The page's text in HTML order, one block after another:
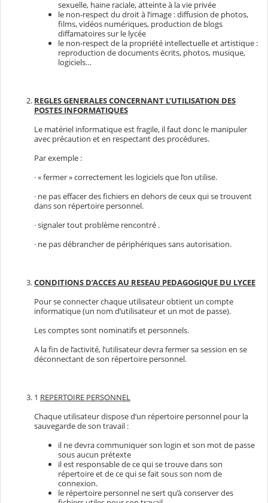
sexuelle, haine raciale, atteinte à la vie privée
le non-respect du droit à l’image : diffusion de photos,
films, vidéos numériques, production de blogs
diffamatoires sur le lycée
le non-respect de la propriété intellectuelle et artistique :
reproduction de documents écrits, photos, musique,
logiciels…
REGLES GENERALES CONCERNANT L’UTILISATION DES
POSTES INFORMATIQUES
Le matériel informatique est fragile, il faut donc le manipuler
avec précaution et en respectant des procédures.
Par exemple :
· « fermer » correctement les logiciels que l’on utilise.
· ne pas effacer des fichiers en dehors de ceux qui se trouvent
dans son répertoire personnel.
· signaler tout problème rencontré .
· ne pas débrancher de périphériques sans autorisation.
CONDITIONS D’ACCES AU RESEAU PEDAGOGIQUE DU LYCEE
Pour se connecter chaque utilisateur obtient un compte
informatique (un nom d’utilisateur et un mot de passe).
Les comptes sont nominatifs et personnels.
A la fin de l’activité, l’utilisateur devra fermer sa session en se
déconnectant de son répertoire personnel.
1 REPERTOIRE PERSONNEL
Chaque utilisateur dispose d’un répertoire personnel pour la
sauvegarde de son travail :
il ne devra communiquer son login et son mot de passe
sous aucun prétexte
il est responsable de ce qui se trouve dans son
répertoire et de ce qui se fait sous son nom de
connexion.
le répertoire personnel ne sert qu’à conserver des